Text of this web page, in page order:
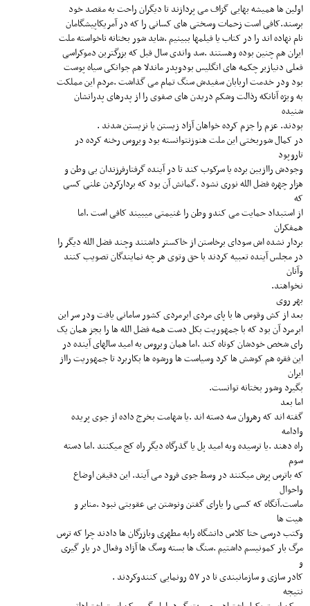
اولین ها همیشه بهایی گزاف می پردازند تا دیگران راحت به مقصد خود
برسند.کافی است زحمات وسختی های کسانی را که در آمریکاپیشگامان
نام نهاده اند را در کتاب یا فیلمها ببینیم .شاید شور بختانه ناخواسته ملت
ایران هم چنین بوده وهستند .سد واندی سال قبل که بزرگترین دموکراسی
فعلی دنیازیر چکمه های انگلیس بودوپدر ماندلا هم جوانکی سیاه پوست
بود ودر خدمت اربابان سفیدش سنگ تمام می گذاشت .مردم این مملکت
به ویژه آنانکه رذالت وشکم دریدن های صفوی را از پدرهای پدرانشان
شنیده
بودند. عزم را جزم کرده خواهان آزاد زیستن یا نزیستن شدند .
در کمال شوربختی این ملت هنوزنتوانسته بود ویروس رخنه کرده در
تاروپود
وجودش راازبین برده یا سرکوب کند تا در آینده گرفتارفرزندان بی وطن و
هزار چهره فضل الله نوری نشود .گمانش آن بود که بردارکردن علنی کسی
که
از استبداد حمایت می کندو وطن را غنیمتی میبیند کافی است .اما
همفکران
بردار نشده اش سودای برخاستن از خاکستر داشتند وچند فضل الله دیگر را
در مجلس آینده تعبیه کردند با حق وتوی هر چه نمایندگان تصویب کنند
وآنان
نخواهند.
بهر روی
بعد از کش وقوس ها با پای مردی ابرمردی کشور سامانی یافت ودر سر این
ابرمرد آن بود که با جمهوریت بکل دست همه فضل الله ها را بجز همان یک
رای شخص خودشان کوتاه کند .اما همان ویروس به امید سالهای آینده در
این فقره هم کوشش ها کرد وسیاست ها ورشوه ها بکاربرد تا جمهوریت رااز
ایران
بگیرد وشور بختانه توانست.
اما بعد
گفته اند که رهروان سه دسته اند .یا شهامت بخرج داده از جوی پریده
وادامه
راه دهند .یا ترسیده وبه امید پل یا گذرگاه دیگر راه کج میکنند .اما دسته
سوم
که باترس پرش میکنند در وسط جوی فرود می آیند. این دقیقن اوضاع
واحوال
ماست.آنگاه که کسی را یارای گفتن ونوشتن بی عقوبتی نبود .منابر و
هیت ها
وکتب درسی حتا کلاس دانشگاه رابه مطهری وبازرگان ها دادند چرا که ترس
مرگ بار کمونیسم داشتیم .سنگ ها بسته وسگ ها آزاد وفعال در یار گیری
و
کادر سازی و سازمانبندی تا در ۵۷ رونمایی کنندوکردند .
نتیجه